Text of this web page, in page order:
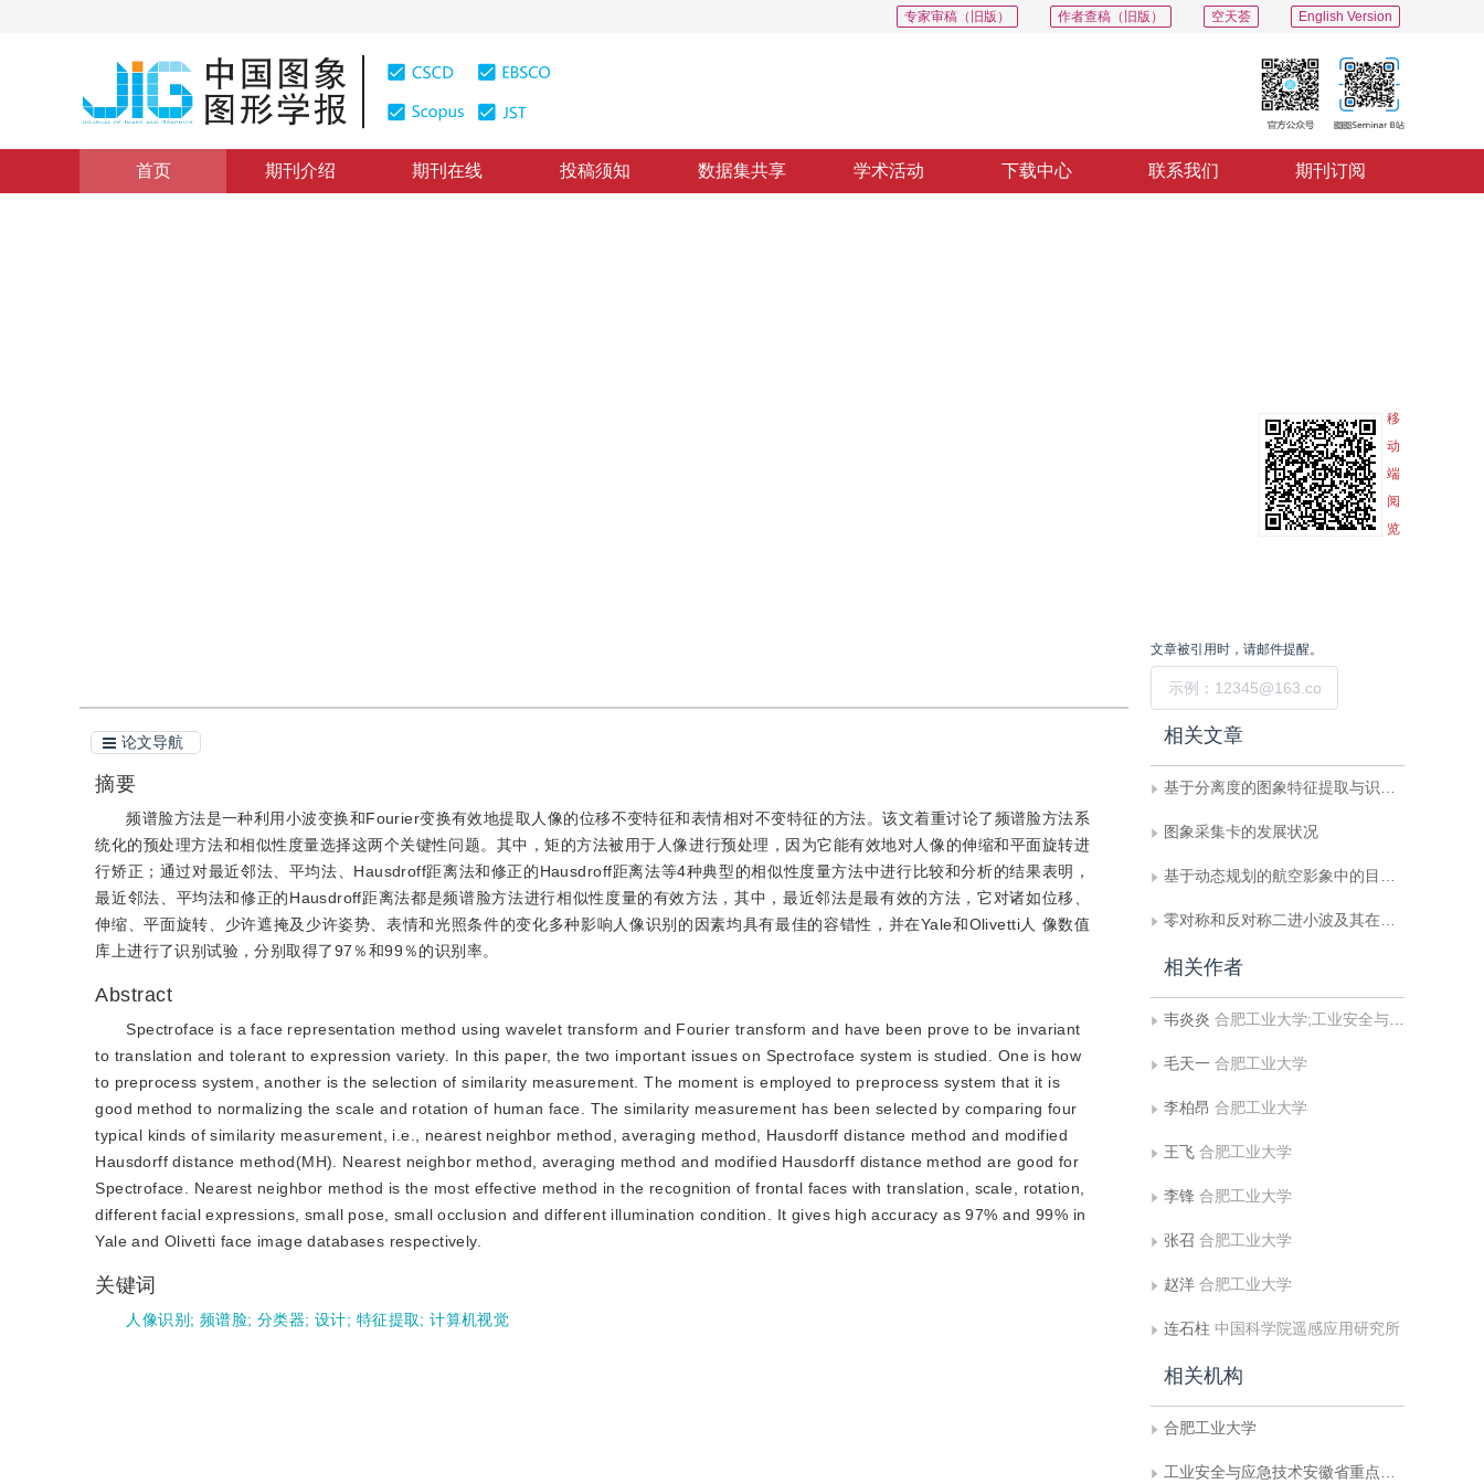
English Version
空天荟
作者查稿（旧版）
专家审稿（旧版）
首页 期刊介绍 期刊在线 投稿须知 数据集共享 学术活动 下载中心 联系我们 期刊订阅
移
动
端
阅
览
论文导航
摘要
频谱脸方法是一种利用小波变换和Fourier变换有效地提取人像的位移不变特征和表情相对不变特征的方法。该文着重讨论了频谱脸方法系
统化的预处理方法和相似性度量选择这两个关键性问题。其中，矩的方法被用于人像进行预处理，因为它能有效地对人像的伸缩和平面旋转进
行矫正；通过对最近邻法、平均法、Hausdroff距离法和修正的Hausdroff距离法等4种典型的相似性度量方法中进行比较和分析的结果表明，
最近邻法、平均法和修正的Hausdroff距离法都是频谱脸方法进行相似性度量的有效方法，其中，最近邻法是最有效的方法，它对诸如位移、
伸缩、平面旋转、少许遮掩及少许姿势、表情和光照条件的变化多种影响人像识别的因素均具有最佳的容错性，并在Yale和Olivetti人 像数值
库上进行了识别试验，分别取得了97％和99％的识别率。
Abstract
Spectroface is a face representation method using wavelet transform and Fourier transform and have been prove to be invariant
to translation and tolerant to expression variety. In this paper, the two important issues on Spectroface system is studied. One is how
to preprocess system, another is the selection of similarity measurement. The moment is employed to preprocess system that it is
good method to normalizing the scale and rotation of human face. The similarity measurement has been selected by comparing four
typical kinds of similarity measurement, i.e., nearest neighbor method, averaging method, Hausdorff distance method and modified
Hausdorff distance method(MH). Nearest neighbor method, averaging method and modified Hausdorff distance method are good for
Spectroface. Nearest neighbor method is the most effective method in the recognition of frontal faces with translation, scale, rotation,
different facial expressions, small pose, small occlusion and different illumination condition. It gives high accuracy as 97% and 99% in
Yale and Olivetti face image databases respectively.
关键词
人像识别 ; 频谱脸; 分类器; 设计; 特征提取;计算机视觉
文章被引用时，请邮件提醒。
相关文章
基于分离度的图象特征提取与识别方法
图象采集卡的发展状况
基于动态规划的航空影象中的目标提取
零对称和反对称二进小波及其在边缘检测中的应用
相关作者
韦炎炎 合肥工业大学;工业安全与应急技术安徽省重点实验室（合肥工业大学）
毛天一 合肥工业大学
李柏昂 合肥工业大学
王飞 合肥工业大学
李锋 合肥工业大学
张召 合肥工业大学
赵洋 合肥工业大学
连石柱 中国科学院遥感应用研究所
相关机构
合肥工业大学
工业安全与应急技术安徽省重点实验室（合肥工业大学）